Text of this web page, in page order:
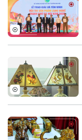
Đất đai
Kinh nghiệm
Xe máy
Thị trường
Tuyển sinh
Hướng nghiệp
Tin tức
Di tích
Sức khỏe
Y tế
Dinh dưỡng
Tư vấn sức khỏe
Bóng đá
Quần vợt
Golf
Giải trí
Tin tức
Sao
Đã phát sóng